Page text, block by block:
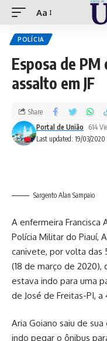
Aa
POLÍCIA
Esposa de
assalto em JF
Last updated: 19/03/2020
Portal de União 614
Share
Sargento Alan Sampaio
A enfermeira Francisca
Polícia Militar do Piauí,
canivete, por volta das
(18 de março de 2020),
estava indo para uma
de José de Freitas-PI,
Aria Goiano saiu de
indo pegar o ônibus